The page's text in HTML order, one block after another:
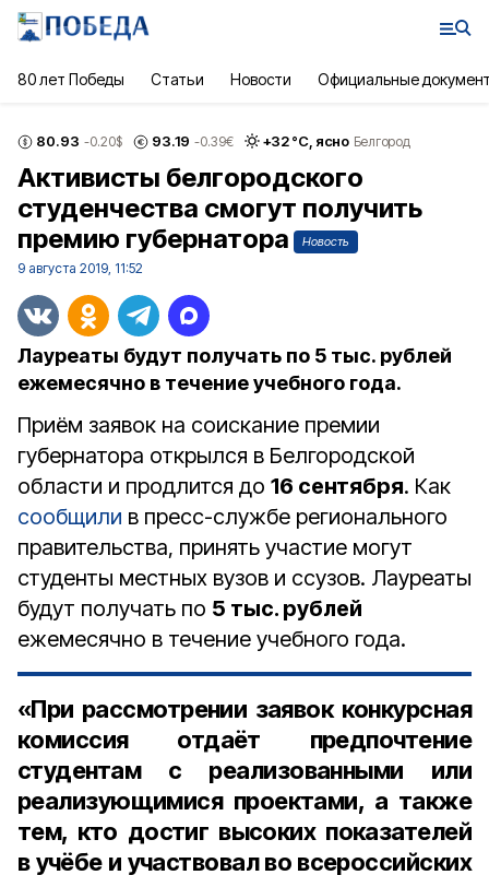
80 лет Победы Статьи Новости Официальные
80.93 -0.20$ 93.19 -0.39€ +32°С, ясно Белгород
Активисты белгородского
студенчества смогут получить
премию губернатора
Новость
9 августа 2019, 11:52
Лауреаты будут получать по 5 тыс. рублей
ежемесячно в течение учебного года.
Приём заявок на соискание премии
губернатора открылся в Белгородской
области и продлится до 16 сентября. Как
сообщили в пресс-службе регионального
правительства, принять участие могут
студенты местных вузов и ссузов. Лауреаты
будут получать по 5 тыс. рублей
ежемесячно в течение учебного года.
«При рассмотрении заявок конкурсная
комиссия отдаёт предпочтение
студентам с реализованными или
реализующимися проектами, а также
тем, кто достиг высоких показателей
в учёбе и участвовал во всероссийских